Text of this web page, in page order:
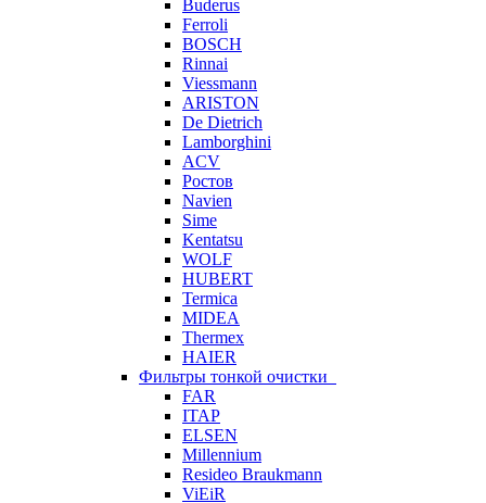
Buderus
Ferroli
BOSCH
Rinnai
Viessmann
ARISTON
De Dietrich
Lamborghini
ACV
Ростов
Navien
Sime
Kentatsu
WOLF
HUBERT
Termica
MIDEA
Thermex
HAIER
Фильтры тонкой очистки
FAR
ITAP
ELSEN
Millennium
Resideo Braukmann
ViEiR